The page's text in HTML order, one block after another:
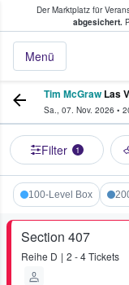
Der Marktplatz für
abgesichert.
Menü
Tickets
Tim McGraw Las
Sa., 07. Nov. 2026 •
Filter 1
100-Level Box
Section 407
Reihe D 2 - 4 Tickets